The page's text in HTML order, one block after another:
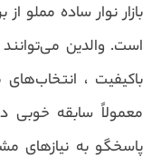
بازار نوار ساده مملو
است. والدین
باکیفیت ، انتخاب‌های
معمولاً سابقه خوبی
پاسخگو به نیازهای